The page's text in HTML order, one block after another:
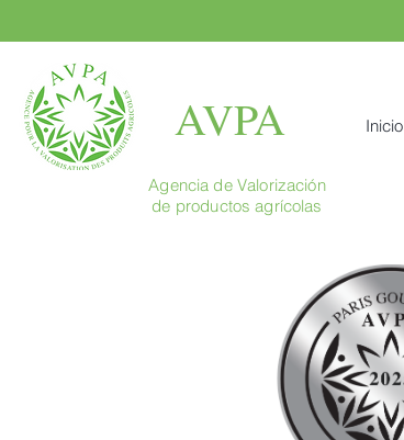
AVPA Inicio
Agencia de Valorización
de productos agrícolas